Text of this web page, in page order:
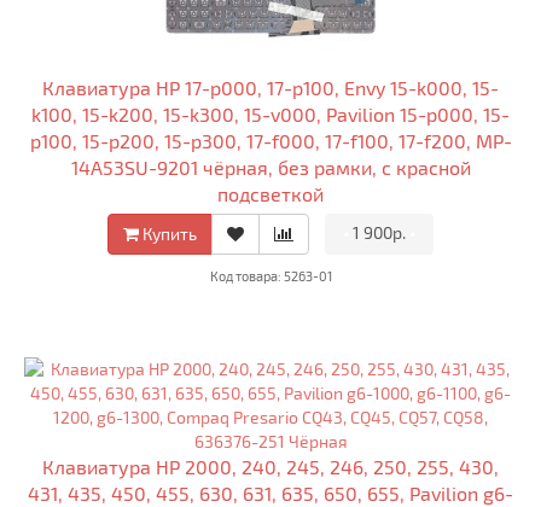
Клавиатура HP 17-p000, 17-p100, Envy 15-k000, 15-
k100, 15-k200, 15-k300, 15-v000, Pavilion 15-p000, 15-
p100, 15-p200, 15-p300, 17-f000, 17-f100, 17-f200, MP-
14A53SU-9201 чёрная, без рамки, с красной
подсветкой
Купить 1 900р.
Код товара: 5263-01
Клавиатура HP 2000, 240, 245, 246, 250, 255, 430,
431, 435, 450, 455, 630, 631, 635, 650, 655, Pavilion g6-